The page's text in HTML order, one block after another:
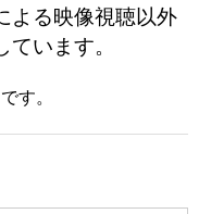
よる映像視聴以外
います。
す。